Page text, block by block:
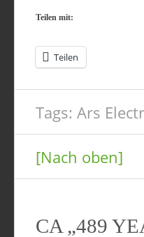
Teilen mit:
Teilen
Tags: Ars
[Nach oben]
CA „489